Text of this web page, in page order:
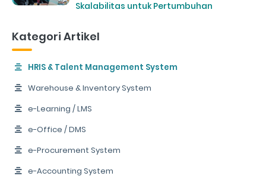
Skalabilitas untuk Pertumbuhan
Kategori Artikel
HRIS & Talent Management System
Warehouse & Inventory System
e-Learning / LMS
e-Office / DMS
e-Procurement System
e-Accounting System